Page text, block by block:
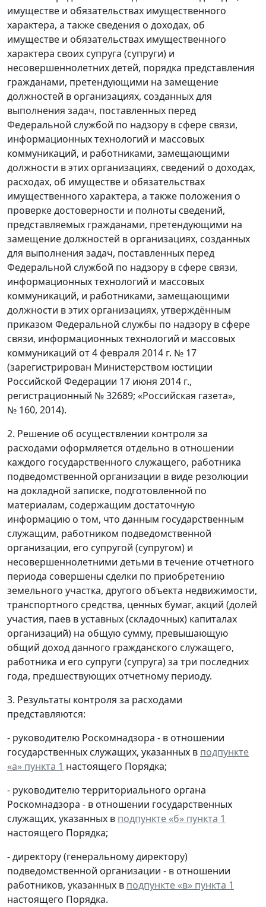
имуществе и обязательствах имущественного
характера, а также сведения о доходах, об
имуществе и обязательствах имущественного
характера своих супруга (супруги) и
несовершеннолетних детей, порядка представления
гражданами, претендующими на замещение
должностей в организациях, созданных для
выполнения задач, поставленных перед
Федеральной службой по надзору в сфере связи,
информационных технологий и массовых
коммуникаций, и работниками, замещающими
должности в этих организациях, сведений о доходах,
расходах, об имуществе и обязательствах
имущественного характера, а также положения о
проверке достоверности и полноты сведений,
представляемых гражданами, претендующими на
замещение должностей в организациях, созданных
для выполнения задач, поставленных перед
Федеральной службой по надзору в сфере связи,
информационных технологий и массовых
коммуникаций, и работниками, замещающими
должности в этих организациях, утверждённым
приказом Федеральной службы по надзору в сфере
связи, информационных технологий и массовых
коммуникаций от 4 февраля 2014 г. № 17
(зарегистрирован Министерством юстиции
Российской Федерации 17 июня 2014 г.,
регистрационный № 32689; «Российская газета»,
№ 160, 2014).
2. Решение об осуществлении контроля за
расходами оформляется отдельно в отношении
каждого государственного служащего, работника
подведомственной организации в виде резолюции
на докладной записке, подготовленной по
материалам, содержащим достаточную
информацию о том, что данным государственным
служащим, работником подведомственной
организации, его супругой (супругом) и
несовершеннолетними детьми в течение отчетного
периода совершены сделки по приобретению
земельного участка, другого объекта недвижимости,
транспортного средства, ценных бумаг, акций (долей
участия, паев в уставных (складочных) капиталах
организаций) на общую сумму, превышающую
общий доход данного гражданского служащего,
работника и его супруги (супруга) за три последних
года, предшествующих отчетному периоду.
3. Результаты контроля за расходами
представляются:
- руководителю Роскомнадзора - в отношении
государственных служащих, указанных в подпункте
«а» пункта 1 настоящего Порядка;
- руководителю территориального органа
Роскомнадзора - в отношении государственных
служащих, указанных в подпункте «б» пункта 1
настоящего Порядка;
- директору (генеральному директору)
подведомственной организации - в отношении
работников, указанных в подпункте «в» пункта 1
настоящего Порядка.